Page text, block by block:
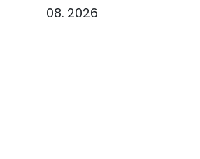
08. 2026